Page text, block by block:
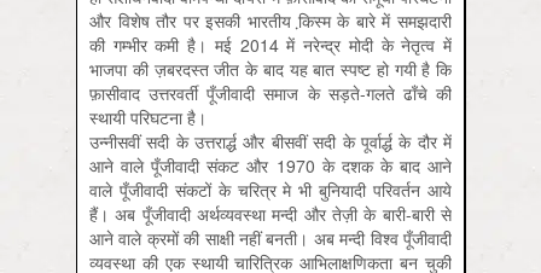
और विशेष तौर पर इसकी भारतीय कि़स्म के बारे में समझदारी
की गम्भीर कमी है। मई 2014 में नरेन्द्र मोदी के नेतृत्व में
भाजपा की ज़बरदस्त जीत के बाद यह बात स्पष्ट हो गयी है कि
फ़ासीवाद उत्तरवर्ती पूँजीवादी समाज के सड़ते-गलते ढाँचे की
स्थायी परिघटना है।
उन्नीसवीं सदी के उत्तरार्द्ध और बीसवीं सदी के पूर्वार्द्ध के दौर में
आने वाले पूँजीवादी संकट और 1970 के दशक के बाद आने
वाले पूँजीवादी संकटों के चरित्र मे भी बुनियादी परिवर्तन आये
हैं। अब पूँजीवादी अर्थव्यवस्था मन्दी और तेज़ी के बारी-बारी से
आने वाले क्रमों की साक्षी नहीं बनती। अब मन्दी विश्व पूँजीवादी
व्यवस्था की एक स्थायी चारित्रिक आभिलाक्षणिकता बन चुकी